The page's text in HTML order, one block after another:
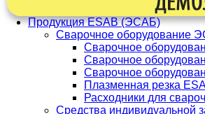
Продукция ESAB (ЭСАБ)
Сварочное оборудование
Сварочное
Сварочное
Сварочное
Плазменная резка
Расходники для
Средства индивидуальной